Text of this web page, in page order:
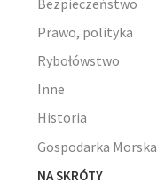
Bezpieczeństwo
Prawo, polityka
Rybołówstwo
Inne
Historia
Gospodarka Morska
NA SKRÓTY